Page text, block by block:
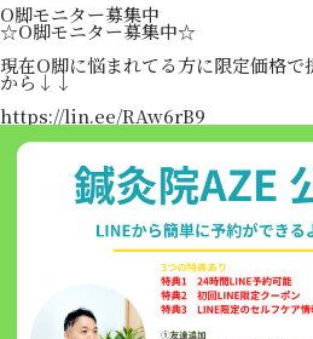
O脚モニター募集中
☆O脚モニター募集中☆
現在O脚に悩まれてる方に限定価格で
から↓↓
https://lin.ee/RAw6rB9